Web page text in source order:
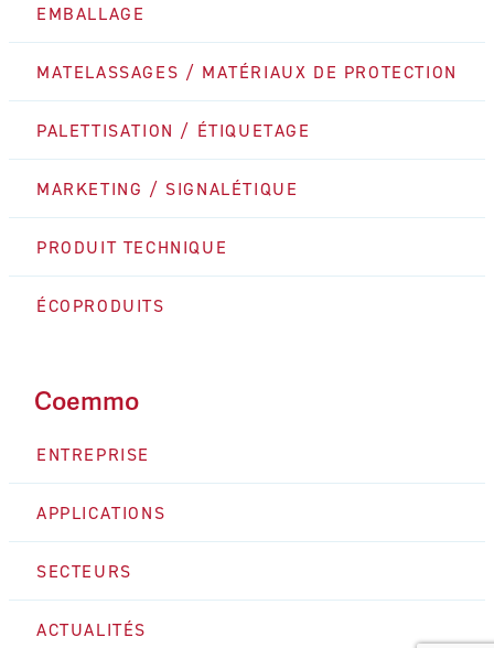
EMBALLAGE
MATELASSAGES / MATÉRIAUX DE PROTECTION
PALETTISATION / ÉTIQUETAGE
MARKETING / SIGNALÉTIQUE
PRODUIT TECHNIQUE
ÉCOPRODUITS
Coemmo
ENTREPRISE
APPLICATIONS
SECTEURS
ACTUALITÉS